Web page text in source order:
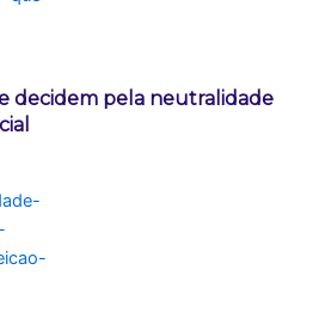
decidem pela neutralidade